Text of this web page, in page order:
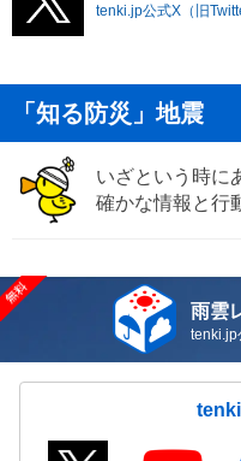
tenki.jp公式X（旧
「知る防災」地震
いざという時に
確かな情報と行
雨雲